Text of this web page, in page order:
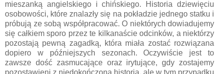
mieszanką angielskiego i chińskiego. Historia dziewięciu
osobowości, które znalazły się na pokładzie jednego statku i
próbują ze sobą współpracować. O niektórych dowiadujemy
się całkiem sporo przez te kilkanaście odcinków, a niektórzy
pozostają pewną zagadką, która miała zostać rozwiązana
dopiero w późniejszych sezonach. Oczywiście jest to
zawsze dość zasmucające oraz irytujące, gdy zostajemy